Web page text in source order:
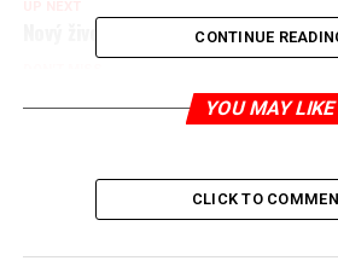
Nový život Zdeňka Bakaly
Jaromír Piskoř
redaktor a editor polskodnes.cz
CONTINUE
YOU MAY LIKE
CLICK TO